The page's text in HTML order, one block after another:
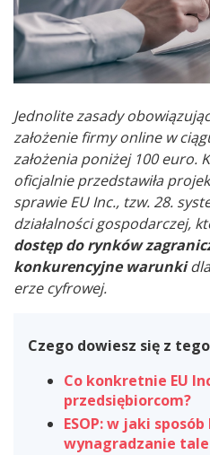
Jednolite zasady
założenie firmy online w
założenia poniżej 100 euro.
oficjalnie przedstawiła
sprawie EU Inc., tzw. 28.
działalności gospodarczej,
dostęp do rynków
konkurencyjne warunki
erze cyfrowej.
Czego dowiesz się z
Co konkretnie EU
przedsiębiorcom?
ESOP: w jaki sposób
wynagradzanie